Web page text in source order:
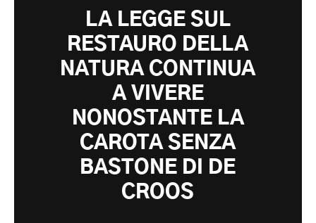
LA LEGGE SUL
RESTAURO DELLA
NATURA CONTINUA
A VIVERE
NONOSTANTE LA
CAROTA SENZA
BASTONE DI DE
CROOS